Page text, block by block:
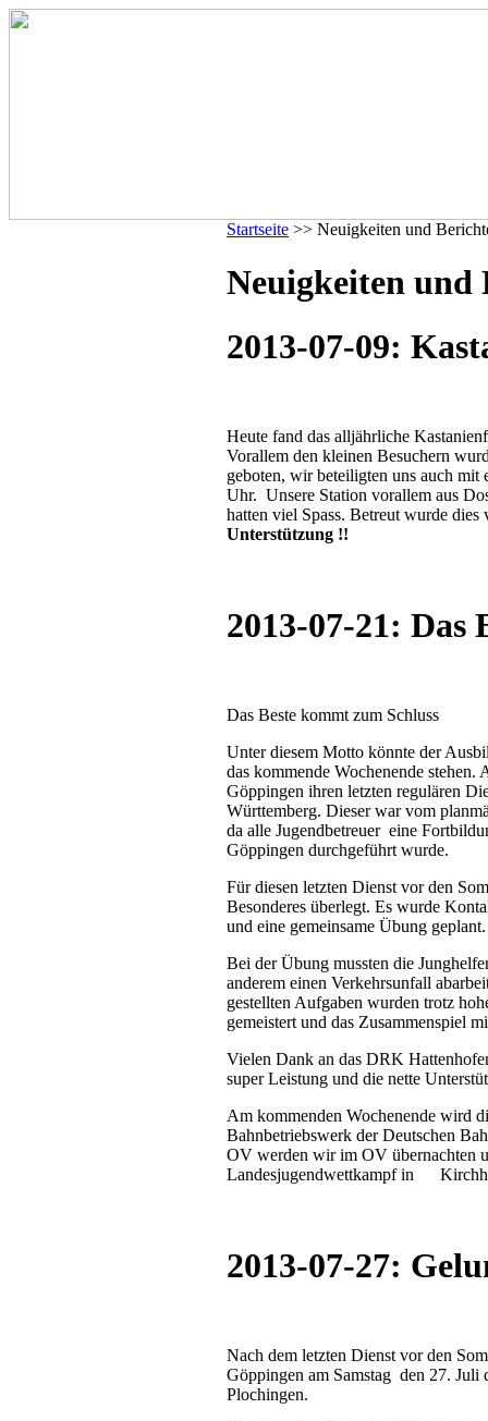
Startseite >> Neuigkeiten und
Neuigkeiten und
2013-07-09:
Heute fand das alljährliche
Vorallem den kleinen Besuchern
geboten, wir beteiligten uns auch mit
Uhr. Unsere Station vorallem aus
hatten viel Spass. Betreut wurde
Unterstützung !!
2013-07-21: Das
Das Beste kommt zum Schluss
Unter diesem Motto könnte der
das kommende Wochenende
Göppingen ihren letzten regulären
Württemberg. Dieser war vom
da alle Jugendbetreuer eine
Göppingen durchgeführt wurde.
Für diesen letzten Dienst vor den
Besonderes überlegt. Es wurde
und eine gemeinsame Übung geplant.
Bei der Übung mussten die
anderem einen Verkehrsunfall
gestellten Aufgaben wurden trotz
gemeistert und das Zusammenspiel
Vielen Dank an das DRK
super Leistung und die nette
Am kommenden Wochenende wird
Bahnbetriebswerk der Deutschen
OV werden wir im OV übernachten
Landesjugendwettkampf in
2013-07-27:
Nach dem letzten Dienst vor den
Göppingen am Samstag den 27. Juli
Plochingen.